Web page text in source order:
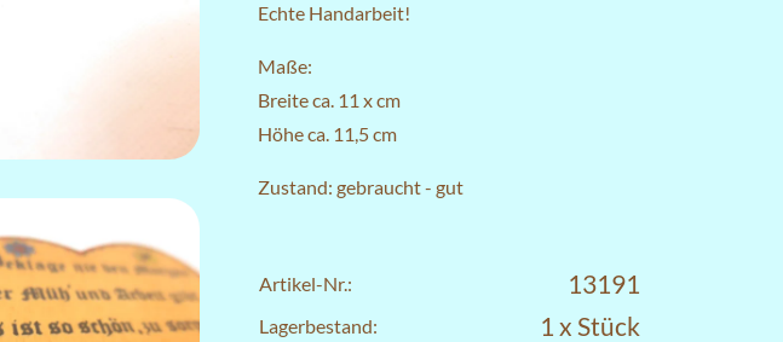
Echte Handarbeit!
Maße:
Breite ca. 11 x cm
Höhe ca. 11,5 cm
Zustand: gebraucht - gut
Artikel-Nr.: 13191
Lagerbestand: 1 x Stück